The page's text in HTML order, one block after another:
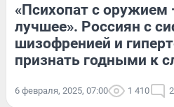
«Психопат с оружием
лучшее». Россиян с
шизофренией и
признать годными к
6 февраля, 2025, 07:00 1 410 2